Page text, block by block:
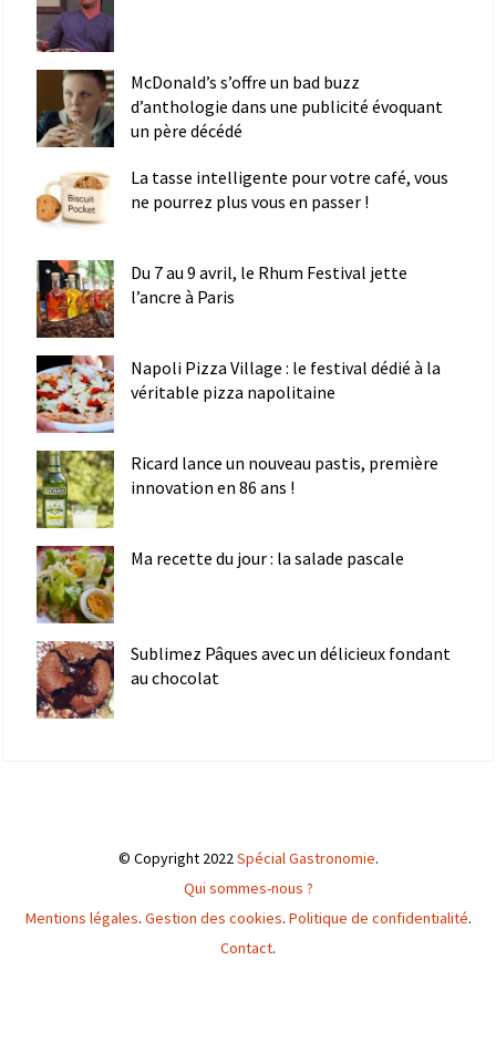
McDonald’s s’offre un bad buzz
d’anthologie dans une publicité évoquant
un père décédé
La tasse intelligente pour votre café, vous
ne pourrez plus vous en passer !
Du 7 au 9 avril, le Rhum Festival jette
l’ancre à Paris
Napoli Pizza Village : le festival dédié à la
véritable pizza napolitaine
Ricard lance un nouveau pastis, première
innovation en 86 ans !
Ma recette du jour : la salade pascale
Sublimez Pâques avec un délicieux fondant
au chocolat
© Copyright 2022Spécial Gastronomie.
Qui sommes-nous ?
Mentions légales. Gestion des cookies. Politique de confidentialité.
Contact.